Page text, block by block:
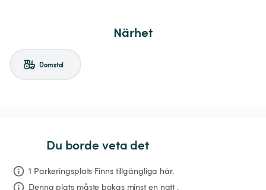
Närhet
Domstol
Du borde veta det
1 Parkeringsplats Finns tillgängliga här.
Denna plats måste bokas minst en natt .